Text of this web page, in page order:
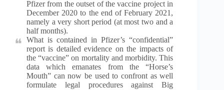
Pfizer from the outset of the vaccine project in
December 2020 to the end of February 2021,
namely a very short period (at most two and a
half months).
What is contained in Pfizer’s “confidential”
report is detailed evidence on the impacts of
the “vaccine” on mortality and morbidity. This
data which emanates from the “Horse’s
Mouth” can now be used to confront as well
formulate legal procedures against Big